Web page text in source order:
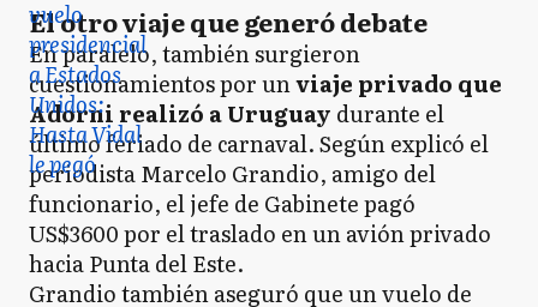
El otro viaje que generó debate
En paralelo, también surgieron
cuestionamientos por unviaje privado que
Adorni realizó a Uruguay durante el
último feriado de carnaval. Según explicó el
periodista Marcelo Grandio, amigo del
funcionario, el jefe de Gabinete pagó
US$3600 por el traslado en un avión privado
hacia Punta del Este.
Grandio también aseguró que un vuelo de